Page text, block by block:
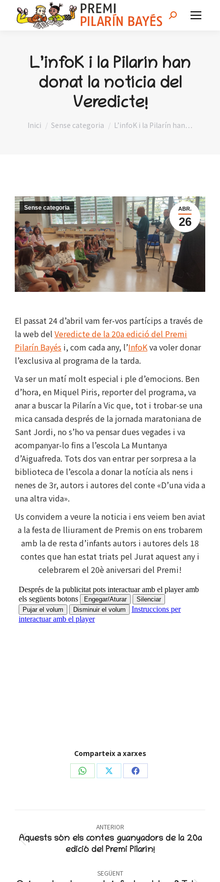
Search:
L’infoK i la Pilarín han
donat la notícia del
Veredicte!
You are here:
Inici Sense categoria L’infoK i la Pilarín han…
ABR.
26
Sense categoria
El passat 24 d’abril vam fer-vos partícips a través de
la web del Veredicte de la 20a edició del Premi
Pilarín Bayés i, com cada any, l’InfoKva voler donar
l’exclusiva al programa de la tarda.
Va ser un matí molt especial i ple d’emocions. Ben
d’hora, en Miquel Piris, reporter del programa, va
anar a buscar la Pilarín a Vic que, tot i trobar-se una
mica cansada després de la jornada maratoniana de
Sant Jordi, no s’ho va pensar dues vegades i va
acompanyar-lo fins a l’escola La Muntanya
d’Aiguafreda. Tots dos van entrar per sorpresa a la
biblioteca de l’escola a donar la notícia als nens i
nenes de 3r, autors i autores del conte «D’una vida a
una altra vida».
Us convidem a veure la noticia i ens veiem ben aviat
a la festa de lliurament de Premis on ens trobarem
amb la de resta d’infants autors i autores dels 18
contes que han estat triats pel Jurat aquest any i
celebrarem el 20è aniversari del Premi!
Comparteix a xarxes
Share Share Share
navigation
ANTERIOR
Previous
Aquests són els contes guanyadors de la 20a
edició del Premi Pilarín!
SEGÜENT